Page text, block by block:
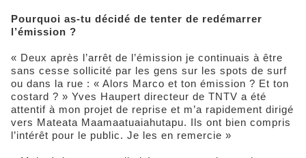
Pourquoi as-tu décidé de tenter de redémarrer
l’émission ?
« Deux après l’arrêt de l’émission je continuais à être
sans cesse sollicité par les gens sur les spots de surf
ou dans la rue : « Alors Marco et ton émission ? Et ton
costard ? » Yves Haupert directeur de TNTV a été
attentif à mon projet de reprise et m’a rapidement dirigé
vers Mateata Maamaatuaiahutapu. Ils ont bien compris
l’intérêt pour le public. Je les en remercie »